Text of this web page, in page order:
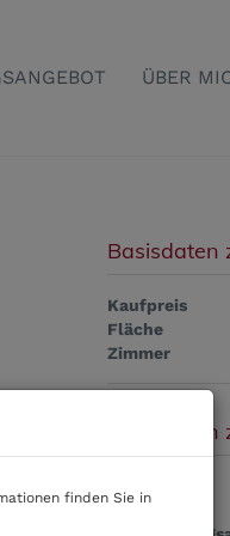
ÜBER
Basisdaten
Kaufpreis
Fläche
Zimmer
finden Sie in